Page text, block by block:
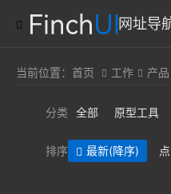
网址导
当前位置： 首页 工作 产品
分类 全部 原型工具
排序 最新(降序)